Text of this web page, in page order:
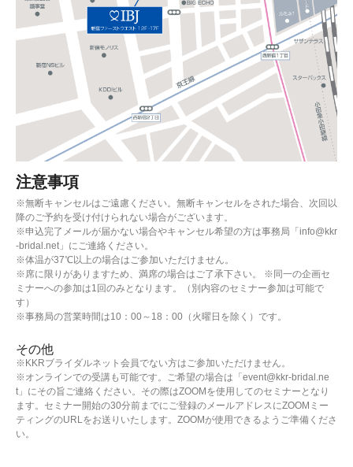
注意事項
※無断キャンセルはご遠慮ください。無断キャンセルをされた場合、次回以
降のご予約を受け付けられない場合がございます。
※申込完了メールが届かない場合やキャンセル希望の方は事務局「info@kkr
-bridal.net」にご連絡ください。
※体温が37℃以上の場合はご参加いただけません。
※席に限りがありますため、満席の場合はご了承下さい。 ※同一の企画セ
ミナーへの参加は1回のみとなります。（別内容のセミナー参加は可能で
す）
※事務局の営業時間は10：00～18：00（火曜日を除く）です。
その他
※KKRブライダルネット会員でない方はご参加いただけません。
※オンラインでの受講も可能です。ご希望の場合は「event@kkr-bridal.ne
t」にその旨ご連絡ください。その際はZOOMを使用してのセミナーとなり
ます。セミナー開始の30分前までにご登録のメールアドレスにZOOMミー
ティングのURLをお送りいたします。ZOOMが使用できるようご準備くださ
い。